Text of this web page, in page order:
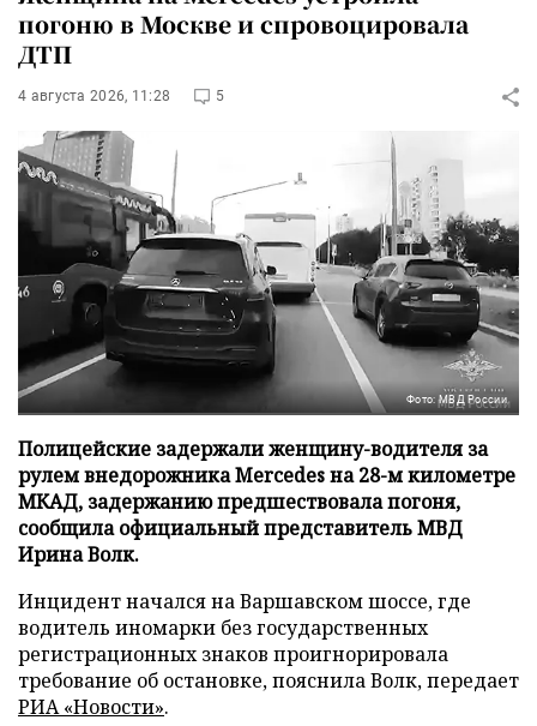
погоню в Москве и спровоцировала
ДТП
4 августа 2026, 11:28 5
Фото: МВД России
Полицейские задержали женщину-водителя за
рулем внедорожника Mercedes на 28-м километре
МКАД, задержанию предшествовала погоня,
сообщила официальный представитель МВД
Ирина Волк.
Инцидент начался на Варшавском шоссе, где
водитель иномарки без государственных
регистрационных знаков проигнорировала
требование об остановке, пояснила Волк, передает
РИА «Новости».